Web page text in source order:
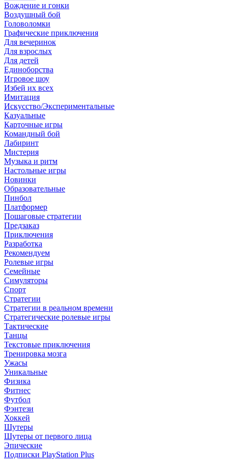
Вождение и гонки
Воздушный бой
Головоломки
Графические приключения
Для вечеринок
Для взрослых
Для детей
Единоборства
Игровое шоу
Избей их всех
Имитация
Искусство/Экспериментальные
Казуальные
Карточные игры
Командный бой
Лабиринт
Мистерия
Музыка и ритм
Настольные игры
Новинки
Образовательные
Пинбол
Платформер
Пошаговые стратегии
Предзаказ
Приключения
Разработка
Рекомендуем
Ролевые игры
Семейные
Симуляторы
Спорт
Стратегии
Стратегии в реальном времени
Стратегические ролевые игры
Тактические
Танцы
Текстовые приключения
Тренировка мозга
Ужасы
Уникальные
Физика
Фитнес
Футбол
Фэнтези
Хоккей
Шутеры
Шутеры от первого лица
Эпические
Подписки PlayStation Plus